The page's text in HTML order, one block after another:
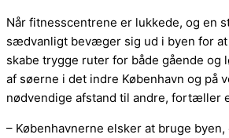
Når fitnesscentrene er lukkede, og en
sædvanligt bevæger sig ud i byen for
skabe trygge ruter for både gående
af søerne i det indre København og på
nødvendige afstand til andre, fortæller
– Københavnerne elsker at bruge